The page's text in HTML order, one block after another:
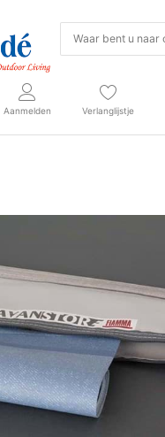
Aanmelden Verlanglijstje